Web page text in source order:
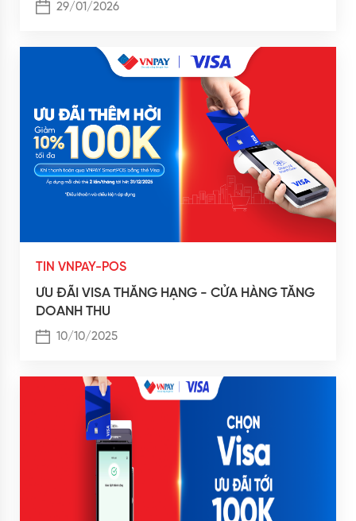
29/01/2026
TIN VNPAY-POS
ƯU ĐÃI VISA THĂNG HẠNG - CỬA HÀNG TĂNG
DOANH THU
10/10/2025